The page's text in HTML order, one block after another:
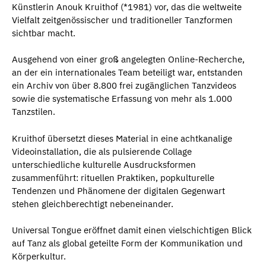
Künstlerin Anouk Kruithof (*1981) vor, das die weltweite
Vielfalt zeitgenössischer und traditioneller Tanzformen
sichtbar macht.
Ausgehend von einer groß angelegten Online-Recherche,
an der ein internationales Team beteiligt war, entstanden
ein Archiv von über 8.800 frei zugänglichen Tanzvideos
sowie die systematische Erfassung von mehr als 1.000
Tanzstilen.
Kruithof übersetzt dieses Material in eine achtkanalige
Videoinstallation, die als pulsierende Collage
unterschiedliche kulturelle Ausdrucksformen
zusammenführt: rituellen Praktiken, popkulturelle
Tendenzen und Phänomene der digitalen Gegenwart
stehen gleichberechtigt nebeneinander.
Universal Tongue eröffnet damit einen vielschichtigen Blick
auf Tanz als global geteilte Form der Kommunikation und
Körperkultur.